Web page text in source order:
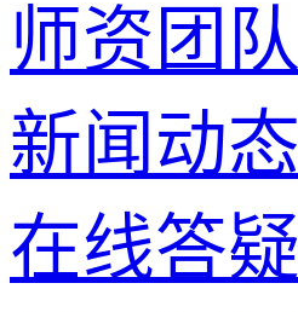
师资团队
新闻动态
在线答疑